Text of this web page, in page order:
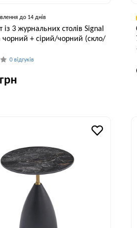
до 14 днів
із 3 журнальних столів Signal
чорний + сірий/чорний (скло/
0 відгуків
40 см